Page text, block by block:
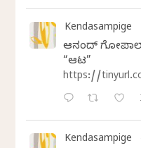
Kendasampige
ಆನಂದ್‌ ಗೋಪಾಲ್‌
“ಆಟ”
https://
Kendasampige